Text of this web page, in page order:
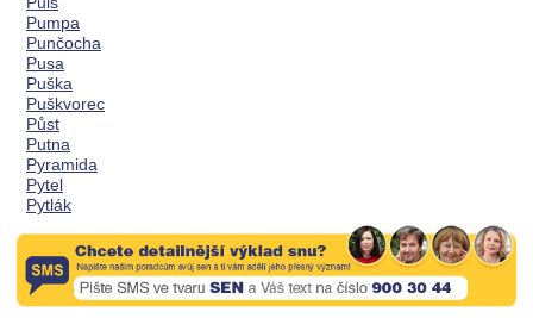
Pumpa
Punčocha
Pusa
Puška
Puškvorec
Půst
Putna
Pyramida
Pytel
Pytlák